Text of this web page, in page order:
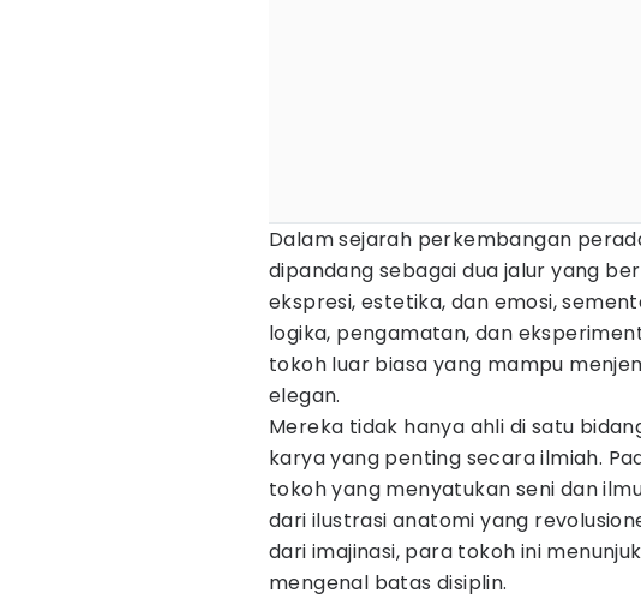
Dalam sejarah perkembangan
dipandang sebagai dua jalur yang
ekspresi, estetika, dan emosi,
logika, pengamatan, dan
tokoh luar biasa yang mampu
elegan.
Mereka tidak hanya ahli di satu
karya yang penting secara ilmiah.
tokoh yang menyatukan seni dan
dari ilustrasi anatomi yang
dari imajinasi, para tokoh ini
mengenal batas disiplin.